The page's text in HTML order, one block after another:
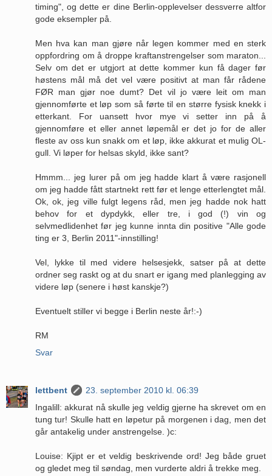
timing", og dette er dine Berlin-opplevelser dessverre altfor
gode eksempler på.
Men hva kan man gjøre når legen kommer med en sterk
oppfordring om å droppe kraftanstrengelser som maraton...
Selv om det er utgjort at dette kommer kun få dager før
høstens mål må det vel være positivt at man får rådene
FØR man gjør noe dumt? Det vil jo være leit om man
gjennomførte et løp som så førte til en større fysisk knekk i
etterkant. For uansett hvor mye vi setter inn på å
gjennomføre et eller annet løpemål er det jo for de aller
fleste av oss kun snakk om et løp, ikke akkurat et mulig OL-
gull. Vi løper for helsas skyld, ikke sant?
Hmmm... jeg lurer på om jeg hadde klart å være rasjonell
om jeg hadde fått startnekt rett før et lenge etterlengtet mål.
Ok, ok, jeg ville fulgt legens råd, men jeg hadde nok hatt
behov for et dypdykk, eller tre, i god (!) vin og
selvmedlidenhet før jeg kunne innta din positive "Alle gode
ting er 3, Berlin 2011"-innstilling!
Vel, lykke til med videre helsesjekk, satser på at dette
ordner seg raskt og at du snart er igang med planlegging av
videre løp (senere i høst kanskje?)
Eventuelt stiller vi begge i Berlin neste år!:-)
RM
Svar
lettbent
23. september 2010 kl. 06:39
Ingalill: akkurat nå skulle jeg veldig gjerne ha skrevet om en
tung tur! Skulle hatt en løpetur på morgenen i dag, men det
går antakelig under anstrengelse. )c:
Louise: Kjipt er et veldig beskrivende ord! Jeg både gruet
og gledet meg til søndag, men vurderte aldri å trekke meg.